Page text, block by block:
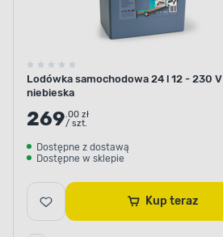
Lodówka samochodowa 24 l 12 - 230 V
niebieska
269.00 zł
/ szt.
Dostępne z dostawą
Dostępne w sklepie
Kup teraz